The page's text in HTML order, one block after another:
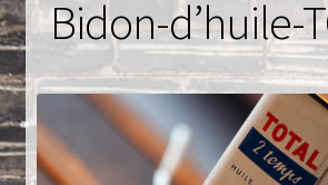
Conditions générales de vente
Contact
Couteaux
Bidon-d’huile-